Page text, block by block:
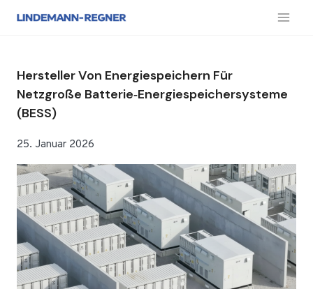
Inhalt
Hersteller Von Energiespeichern Für
Netzgroße Batterie‑Energiespeichersysteme
(BESS)
25. Januar 2026